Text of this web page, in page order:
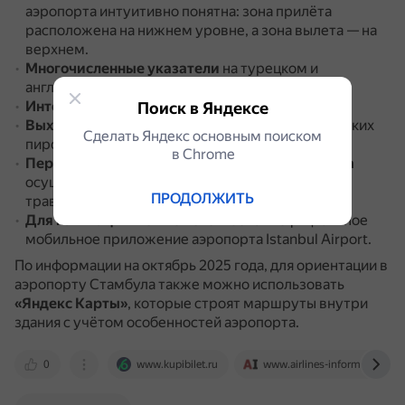
аэропорта интуитивно понятна: зона прилёта
расположена на нижнем уровне, а зона вылета — на
верхнем.
Многочисленные указатели на турецком и
английском языках.
Интерактивные информационные стенды
Выходы на посадку
(гейты) находятся в нескольких
пирсах, обозначаемых буквами (A, B, D, F, G).
Переходы между разными частями терминала
осуществляются пешком или с помощью
траволаторов (движущихся дорожек).
Для навигации
можно использовать официальное
мобильное приложение аэропорта Istanbul Airport.
По информации на октябрь 2025 года, для ориентации в
аэропорту Стамбула также можно использовать
«Яндекс Карты», которые строят маршруты внутри
здания с учётом особенностей аэропорта.
0 www.kupibilet.ru www.airlines-inform.ru
Поиск в Яндексе
Сделать Яндекс основным поиском
в Сhrome
ПРОДОЛЖИТЬ